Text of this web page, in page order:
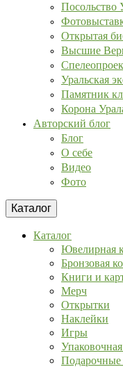
Посольство
Открытая
Высшие
Уральская
Памятник
Корона
Авторский блог
Блог
О себе
Видео
Фото
Каталог
Каталог
Ювелирная
Бронзовая
Книги и
Мерч
Открытки
Наклейки
Игры
Подарочные